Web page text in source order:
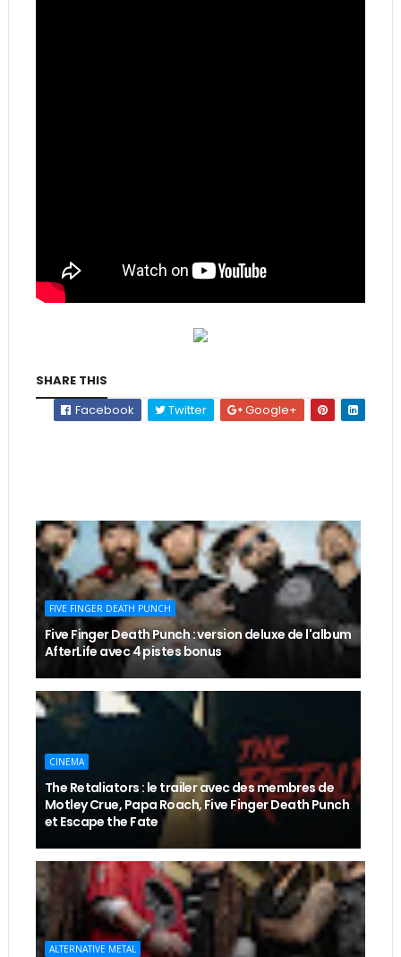
SHARE THIS
Facebook
Twitter Google+
FIVE FINGER DEATH PUNCH
Five Finger Death Punch : version deluxe de l'album
AfterLife avec 4 pistes bonus
CINEMA
The Retaliators : le trailer avec des membres de
Motley Crue, Papa Roach, Five Finger Death Punch
et Escape the Fate
ALTERNATIVE METAL